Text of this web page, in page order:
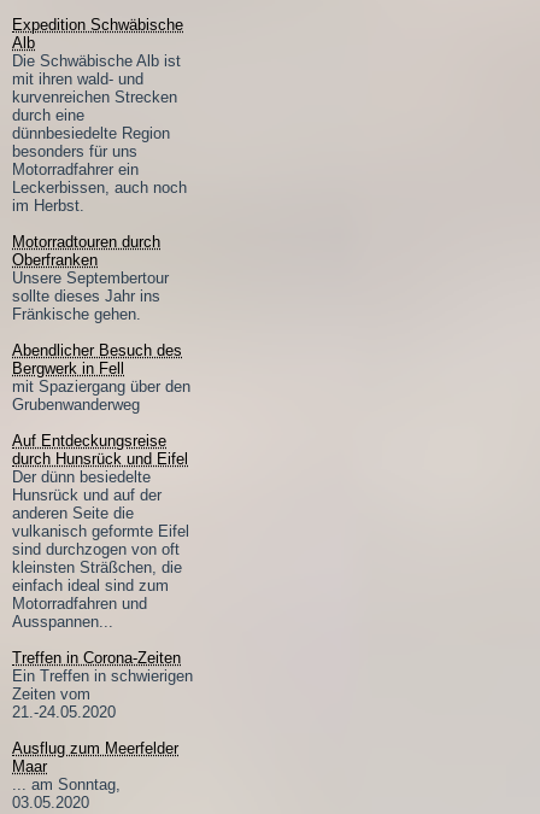
Expedition Schwäbische
Alb
Die Schwäbische Alb ist
mit ihren wald- und
kurvenreichen Strecken
durch eine
dünnbesiedelte Region
besonders für uns
Motorradfahrer ein
Leckerbissen, auch noch
im Herbst.
Motorradtouren durch
Oberfranken
Unsere Septembertour
sollte dieses Jahr ins
Fränkische gehen.
Abendlicher Besuch des
Bergwerk in Fell
mit Spaziergang über den
Grubenwanderweg
Auf Entdeckungsreise
durch Hunsrück und Eifel
Der dünn besiedelte
Hunsrück und auf der
anderen Seite die
vulkanisch geformte Eifel
sind durchzogen von oft
kleinsten Sträßchen, die
einfach ideal sind zum
Motorradfahren und
Ausspannen...
Treffen in Corona-Zeiten
Ein Treffen in schwierigen
Zeiten vom
21.-24.05.2020
Ausflug zum Meerfelder
Maar
... am Sonntag,
03.05.2020